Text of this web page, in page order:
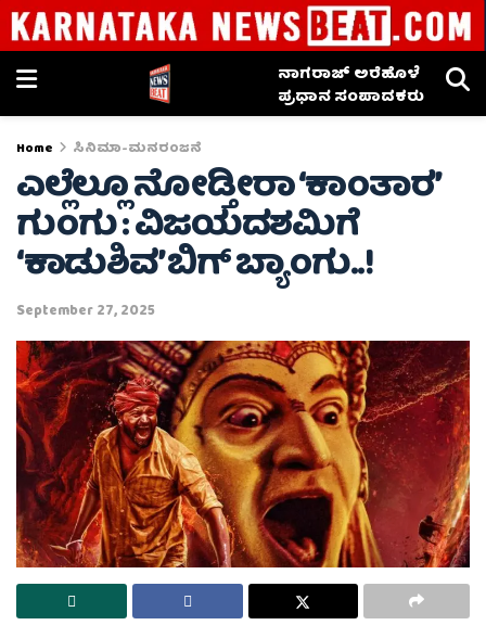
ನಾಗರಾಜ್ ಅರೆಹೊಳೆ
ಪ್ರಧಾನ ಸಂಪಾದಕರು
Home ಸಿನಿಮಾ-ಮನರಂಜನೆ
ಎಲ್ಲೆಲ್ಲೂ ನೋಡ್ತೀರಾ ‘ಕಾಂತಾರ’
ಗುಂಗು : ವಿಜಯದಶಮಿಗೆ
‘ಕಾಡುಶಿವ’ ಬಿಗ್ ಬ್ಯಾಂಗು..!
September 27, 2025